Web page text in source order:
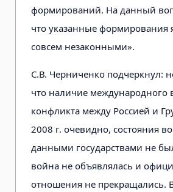
формирований. На данный
что указанные формирования
совсем незаконными».
С.В. Черниченко подчеркнул:
что наличие международного
конфликта между Россией и
2008 г. очевидно, состояния
данными государствами не
война не объявлялась и
отношения не прекращались.